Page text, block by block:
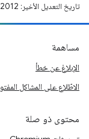
تاريخ التعديل الأخير: 2012-04-17 (حسب التوقيت العالمي المتفَّق عليه)
مساهمة
الإبلاغ عن خطأ
الاطّلاع على المشاكل
محتوى ذو صلة